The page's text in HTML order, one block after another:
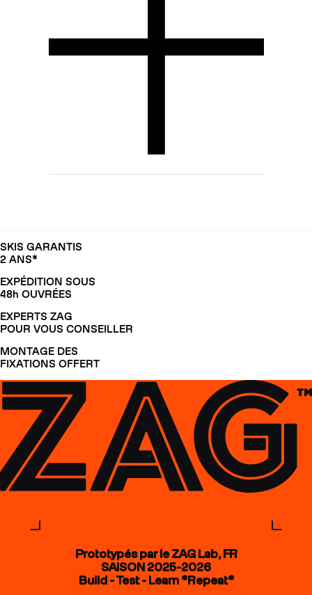
SKIS GARANTIS
2 ANS*
EXPÉDITION SOUS
48h OUVRÉES
EXPERTS ZAG
POUR VOUS CONSEILLER
MONTAGE DES
FIXATIONS OFFERT
Prototypés par le ZAG Lab, FR
SAISON 2025-2026
Build - Test - Learn *Repeat*